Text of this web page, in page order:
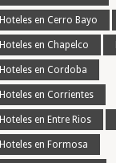
Hoteles en Cerro Bayo
Hoteles en Chapelco
Hoteles en Cordoba
Hoteles en Corrientes
Hoteles en Entre Rios
Hoteles en Formosa